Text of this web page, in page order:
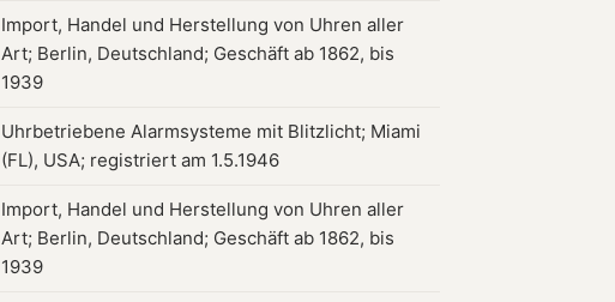
Import, Handel und Herstellung von Uhren aller
Art; Berlin, Deutschland; Geschäft ab 1862, bis
1939
Uhrbetriebene Alarmsysteme mit Blitzlicht; Miami
(FL), USA; registriert am 1.5.1946
Import, Handel und Herstellung von Uhren aller
Art; Berlin, Deutschland; Geschäft ab 1862, bis
1939